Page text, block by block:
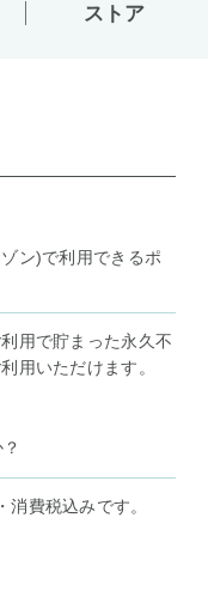
ストア
ン)で利用できるポ
用で貯まった永久不
用いただけます。
費税込みです。